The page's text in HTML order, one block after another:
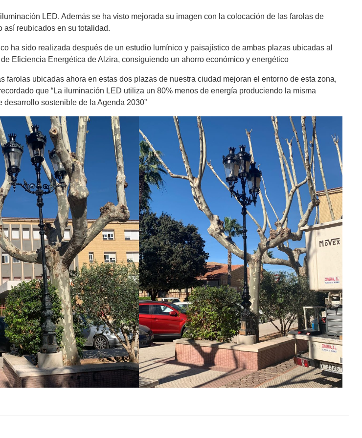
LED. Además se ha visto mejorada su imagen con la colocación de las farolas de
así reubicados en su totalidad.
ha sido realizada después de un estudio lumínico y paisajístico de ambas plazas ubicadas al
Eficiencia Energética de Alzira, consiguiendo un ahorro económico y energético
ubicadas ahora en estas dos plazas de nuestra ciudad mejoran el entorno de esta zona,
que “La iluminación LED utiliza un 80% menos de energía produciendo la misma
sostenible de la Agenda 2030”